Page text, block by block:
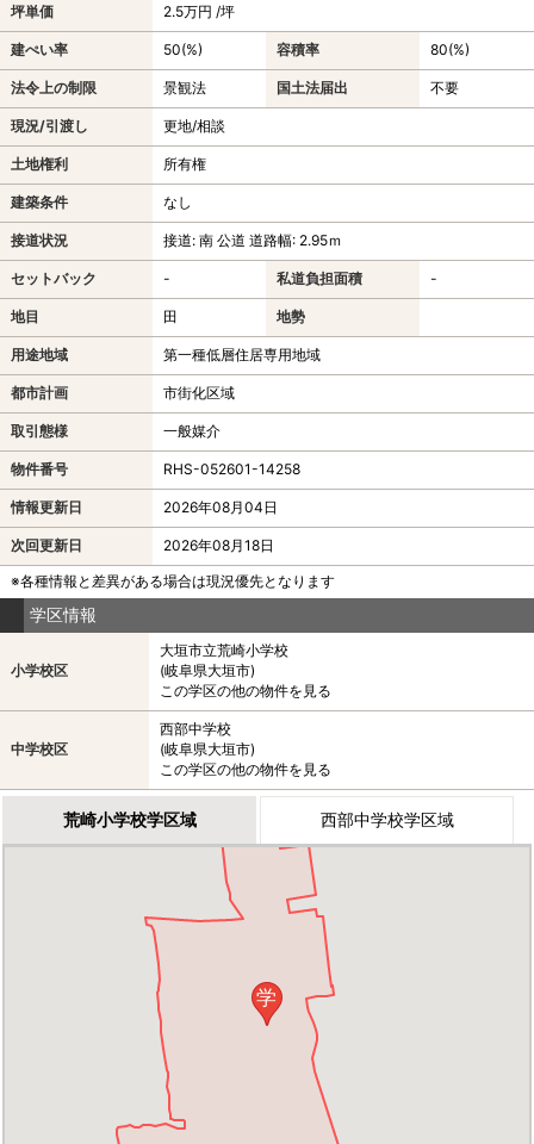
坪単価 2.5万円 /坪
建ぺい率 50(%) 容積率 80(%)
法令上の制限 景観法 国土法届出 不要
現況/引渡し 更地/相談
土地権利 所有権
建築条件 なし
接道状況 接道: 南 公道 道路幅: 2.95ｍ
セットバック - 私道負担面積 -
地目 田 地勢
用途地域 第一種低層住居専用地域
都市計画 市街化区域
取引態様 一般媒介
物件番号 RHS-052601-14258
情報更新日 2026年08月04日
次回更新日
2026年08月18日
※各種情報と差異がある場合は現況優先となります
学区情報
小学校区
大垣市立荒崎小学校
(岐阜県大垣市)
この学区の他の物件を見る
中学校区
西部中学校
(岐阜県大垣市)
この学区の他の物件を見る
荒崎小学校学区域 西部中学校学区域
学